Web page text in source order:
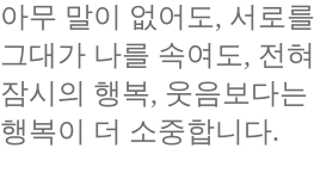
아무 말이 없어도, 서로
그대가 나를 속여도, 전
잠시의 행복, 웃음보다
행복이 더 소중합니다.